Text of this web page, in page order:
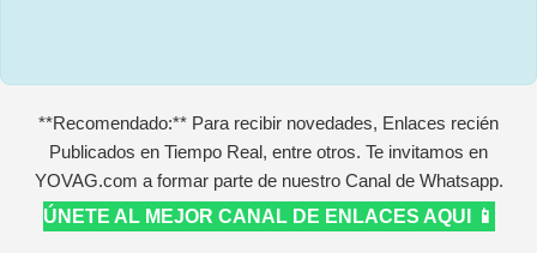
**Recomendado:** Para recibir novedades, Enlaces recién
Publicados en Tiempo Real, entre otros. Te invitamos en
YOVAG.com a formar parte de nuestro Canal de Whatsapp.
ÚNETE AL MEJOR CANAL DE ENLACES AQUI 📱